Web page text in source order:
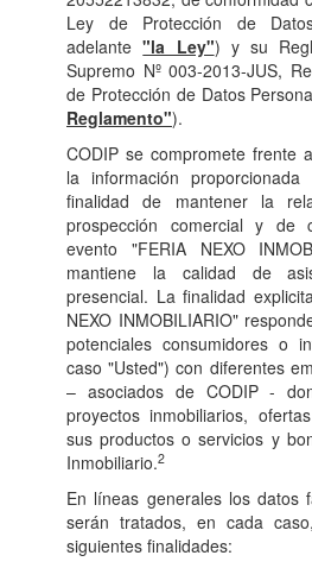
Ley de Protección de
adelante"la Ley") y su
Supremo Nº 003-2013-JUS,
de Protección de Datos
Reglamento").
CODIP se compromete frente
la información
finalidad de mantener la
prospección comercial y de
evento "FERIA NEXO
mantiene la calidad de
presencial. La finalidad
NEXO INMOBILIARIO"
potenciales consumidores o
caso "Usted") con diferentes
– asociados de CODIP -
proyectos inmobiliarios,
sus productos o servicios y
Inmobiliario.2
En líneas generales los datos
serán tratados, en cada
siguientes finalidades: